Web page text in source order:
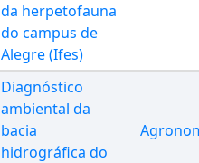
da herpetofauna
do campus de
Alegre (Ifes)
Diagnóstico
ambiental da
bacia
hidrográfica do